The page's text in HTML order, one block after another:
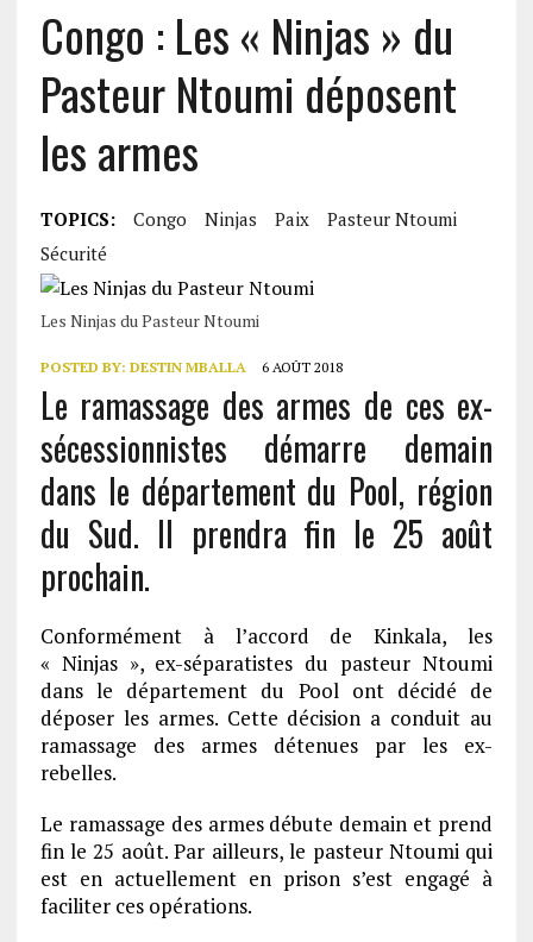
Congo : Les « Ninjas » du
Pasteur Ntoumi déposent
les armes
TOPICS: Congo Ninjas Paix
Pasteur Ntoumi
Sécurité
Les Ninjas du Pasteur Ntoumi
POSTED BY: DESTIN MBALLA 6 AOÛT 2018
Le ramassage des armes de ces ex-
sécessionnistes démarre demain
dans le département du Pool, région
du Sud. Il prendra fin le 25 août
prochain.
Conformément à l’accord de Kinkala, les
« Ninjas », ex-séparatistes du pasteur Ntoumi
dans le département du Pool ont décidé de
déposer les armes. Cette décision a conduit au
ramassage des armes détenues par les ex-
rebelles.
Le ramassage des armes débute demain et prend
fin le 25 août. Par ailleurs, le pasteur Ntoumi qui
est en actuellement en prison s’est engagé à
faciliter ces opérations.